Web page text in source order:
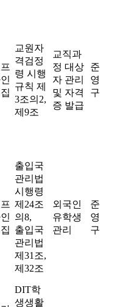
교원자
격검정
령 시행
규칙 제
3조의2,
제9조
교직과
정 대상
자 관리
및 자격
증 발급
준
영
구
출입국
관리법
시행령
제24조
의8,
출입국
관리법
제31조,
제32조
외국인
유학생
관리
준
영
구
DIT학
생생활